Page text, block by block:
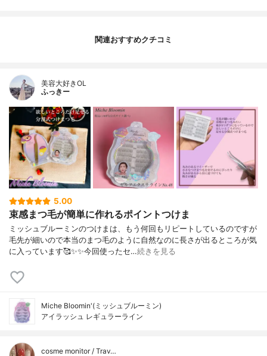
関連おすすめクチコミ
美容大好きOL
ふっきー
5.00
束感まつ毛が簡単に作れるポイントつけま
ミッシュブルーミンのつけまは、もう何回もリピートしているのですが
毛先が細いので本当のまつ毛のように自然なのに長さが出るところが気
に入っています🥰✨✨今回使ったセ…続きを見る
Miche Bloomin'(ミッシュブルーミン)
アイラッシュ レギュラーライン
cosme monitor / Trav…